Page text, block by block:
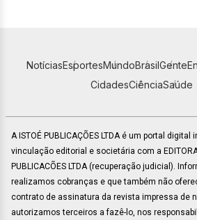
NotíciasEsportesMundoBrasilGente
CidadesCiênciaSaúde
A ISTOÉ PUBLICAÇÕES LTDA é um portal
vinculação editorial e societária com a EDITORA
PUBLICACÕES LTDA (recuperação judicial).
realizamos cobranças e que também não
contrato de assinatura da revista impressa de
autorizamos terceiros a fazê-lo, nos